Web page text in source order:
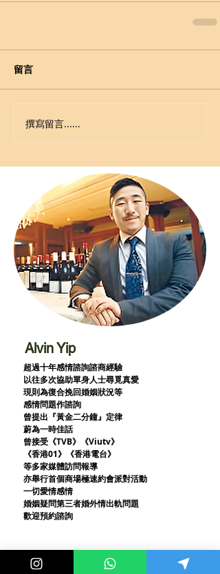
留言
撰寫留言......
Alvin Yip
超過十年感情諮詢諮商經驗
以往多次協助單身人士尋覓真愛
現則為復合挽回婚姻狀況等
感情問題作諮詢
曾提出『黃金二分鐘』定律
蔚為一時佳話
曾接受《TVB》《Viutv》
《香港01》
《香港電台》
等多家媒體訪問報導
亦舉行首個商場極速約會派對活動
一切愛情感情
婚姻疑問第三者婚外情出軌問題
歡迎預約諮詢
最新消息和兩性影片
都在 instagram